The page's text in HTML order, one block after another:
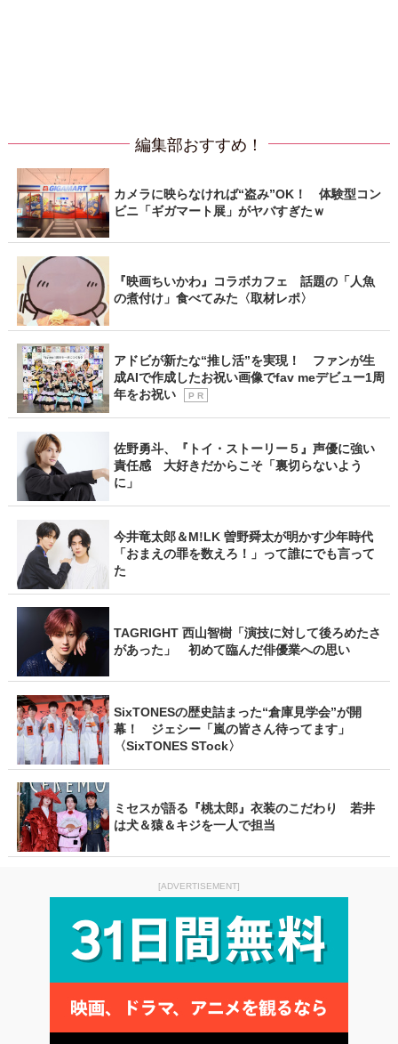
編集部おすすめ！
カメラに映らなければ“盗み”OK！ 体験型コン
ビニ「ギガマート展」がヤバすぎたｗ
『映画ちいかわ』コラボカフェ 話題の「人魚
の煮付け」食べてみた〈取材レポ〉
アドビが新たな“推し活”を実現！ ファンが生
成AIで作成したお祝い画像でfav meデビュー1周
年をお祝い
P R
佐野勇斗、『トイ・ストーリー５』声優に強い
責任感 大好きだからこそ「裏切らないよう
に」
今井竜太郎＆M!LK 曽野舜太が明かす少年時代
「おまえの罪を数えろ！」って誰にでも言って
た
TAGRIGHT 西山智樹「演技に対して後ろめたさ
があった」 初めて臨んだ俳優業への思い
SixTONESの歴史詰まった“倉庫見学会”が開
幕！ ジェシー「嵐の皆さん待ってます」
〈SixTONES STock〉
ミセスが語る『桃太郎』衣装のこだわり 若井
は犬＆猿＆キジを一人で担当
[ADVERTISEMENT]